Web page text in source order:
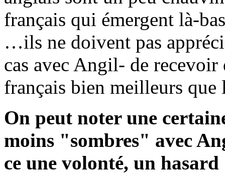
français qui émergent là-
…ils ne doivent pas
cas avec Angil- de
français bien meilleurs que
On peut noter une
moins "sombres" avec
ce une volonté, un hasard